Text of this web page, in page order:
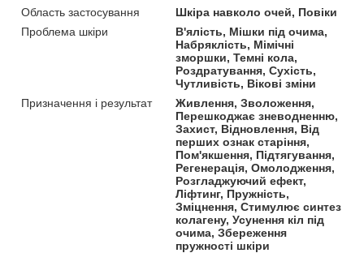
Область застосування
Шкіра навколо очей, Повіки
Проблема шкіри
В'ялість, Мішки під очима,
Набряклість, Мімічні
зморшки, Темні кола,
Роздратування, Сухість,
Чутливість, Вікові зміни
Призначення і результат
Живлення, Зволоження,
Перешкоджає зневодненню,
Захист, Відновлення, Від
перших ознак старіння,
Пом'якшення, Підтягування,
Регенерація, Омолодження,
Розгладжуючий ефект,
Ліфтинг, Пружність,
Зміцнення, Стимулює синтез
колагену, Усунення кіл під
очима, Збереження
пружності шкіри